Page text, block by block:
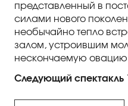
Билеты
Контакты
представленный в
силами нового
необычайно тепло
залом, устроившим
нескончаемую
Следующий спектакль